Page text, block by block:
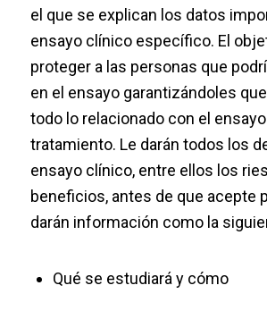
el que se explican los datos
ensayo clínico específico. El
proteger a las personas que
en el ensayo garantizándoles
todo lo relacionado con el
tratamiento. Le darán todos los
ensayo clínico, entre ellos los
beneficios, antes de que acepte
darán información como la
Qué se estudiará y cómo